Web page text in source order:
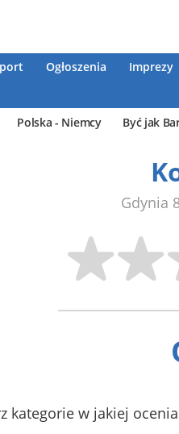
Ogłoszenia Imprezy
Polska - Niemcy Być jak
Gdynia
kategorie w jakiej